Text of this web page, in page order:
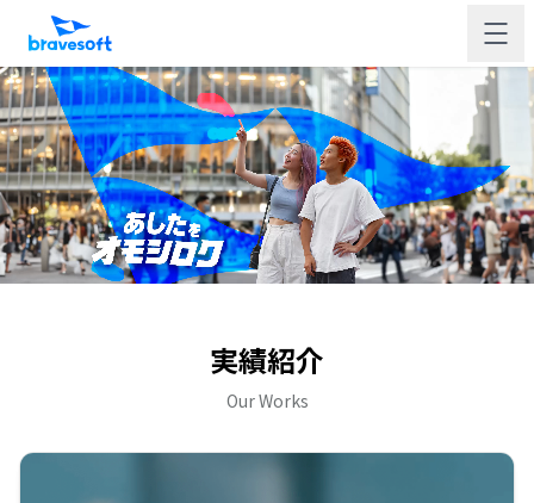
実績紹介
Our Works